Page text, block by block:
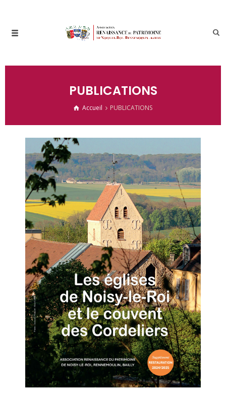
PUBLICATIONS
Accueil PUBLICATIONS